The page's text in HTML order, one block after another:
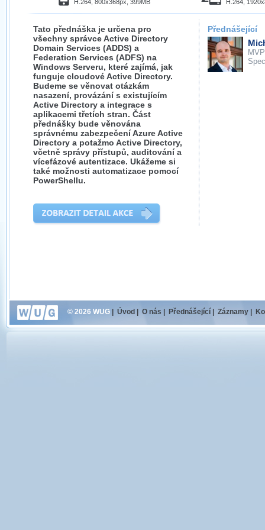
H.264, 800x368px, 399MB H.264,
Tato přednáška je určena pro
všechny správce Active Directory
Domain Services (ADDS) a
Federation Services (ADFS) na
Windows Serveru, které zajímá, jak
funguje cloudové Active Directory.
Budeme se věnovat otázkám
nasazení, provázání s existujícím
Active Directory a integrace s
aplikacemi třetích stran. Část
přednášky bude věnována
správnému zabezpečení Azure Active
Directory a potažmo Active Directory,
včetně správy přístupů, auditování a
vícefázové autentizace. Ukážeme si
také možnosti automatizace pomocí
PowerShellu.
Přednášející
MVP
© 2026 WUG Úvod O nás Přednášející Záznamy